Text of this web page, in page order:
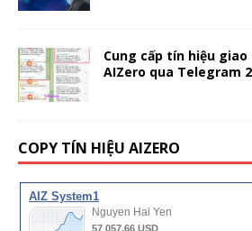
Cung cấp tín hiệu giao
AIZero qua Telegram
COPY TÍN HIỆU AIZERO